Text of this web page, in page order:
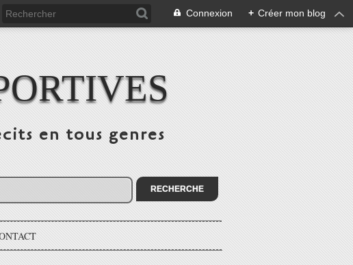
Connexion + Créer mon blog
en tous genres